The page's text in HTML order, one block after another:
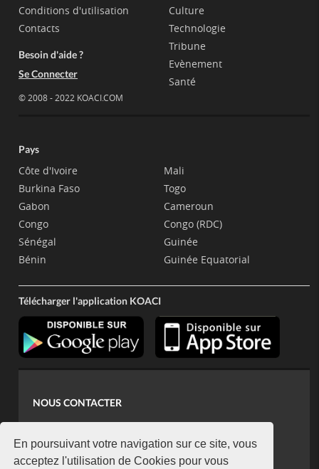
En poursuivant votre navigation sur ce site, vous
acceptez l'utilisation de Cookies pour vous
Conditions d'utilisation
Contacts
Besoin d'aide ?
Se Connecter
© 2008 - 2022 KOACI.COM
Culture
Technologie
Tribune
Evènement
Santé
Pays
Côte d'Ivoire
Burkina Faso
Gabon
Congo
Sénégal
Bénin
Mali
Togo
Cameroun
Congo (RDC)
Guinée
Guinée Equatorial
Télécharger l'application KOACI
NOUS CONTACTER
koaci@yahoo.fr
+225 07 08 85 52 93